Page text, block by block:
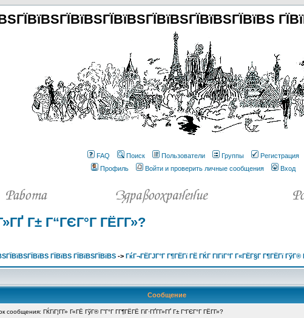
FAQ Поиск Пользователи Группы
Регистрация
Профиль
Войти и проверить личные сообщения Вход
Г± Г“ГЄГ°Г ГЁГ­Г»?
ГЇВїВЅ ГЇВїВЅГЇВїВЅ -> ГќГ¬ГЁГЈГ°Г Г¶ГЁГї ГЁ ГЌГ ГІГіГ°Г Г«ГЁГ§Г Г¶ГЁГї ГўГ®
Сообщение
сообщения: ГЌГіГ¦Г­Г» Г«ГЁ ГўГ® Г”Г°Г Г­Г¶ГЁГЁ ГіГ·ГҐГ­Г»ГҐ Г± Г“ГЄГ°Г ГЁГ­Г»?